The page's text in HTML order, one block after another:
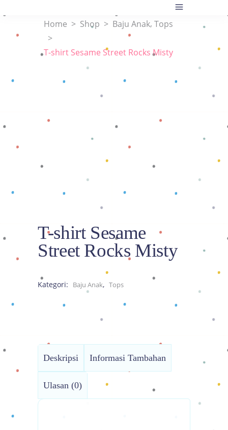
Home > Shop > Baju Anak, Tops
>
T-shirt Sesame Street Rocks Misty
T-shirt Sesame
Street Rocks Misty
Kategori: Baju Anak, Tops
Deskripsi Informasi Tambahan
Ulasan (0)